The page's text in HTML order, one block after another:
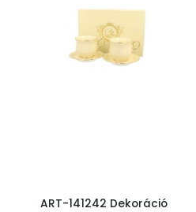
ART-141242 Dekoráció